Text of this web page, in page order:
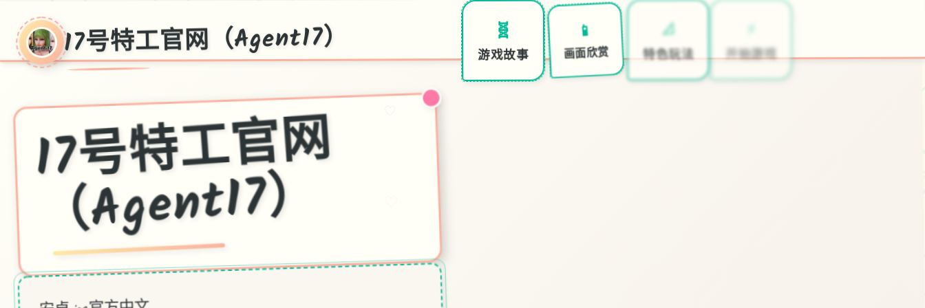
17号特工官网（Agent17） 🧬
游戏故事
📱
画面欣赏
📐
特色玩法
⚡
开始游戏
17
号
特
工
官
网
（Agent17
）
安卓,ios,官方中文